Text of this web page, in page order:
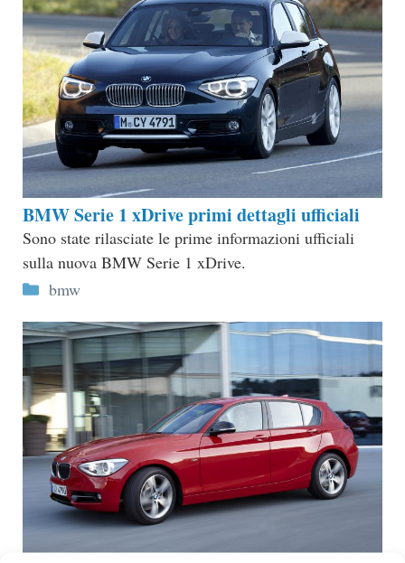
BMW Serie 1 xDrive primi dettagli ufficiali
Sono state rilasciate le prime informazioni ufficiali
sulla nuova BMW Serie 1 xDrive.
Categorie
bmw